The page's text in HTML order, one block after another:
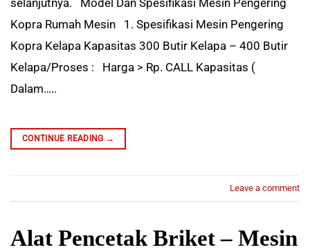
selanjutnya. Model Dan Spesifikasi Mesin Pengering
Kopra Rumah Mesin 1. Spesifikasi Mesin Pengering
Kopra Kelapa Kapasitas 300 Butir Kelapa – 400 Butir
Kelapa/Proses : Harga > Rp. CALL Kapasitas (
Dalam…..
CONTINUE READING →
Leave a comment
Alat Pencetak Briket – Mesin